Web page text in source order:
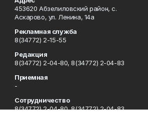
453620 Абзелиловский район, с.
Аскарово, ул. Ленина, 14а
Рекламная служба
8(34772) 2-15-55
Редакция
8(34772) 2-04-80, 8(34772) 2-04-83
Приемная
-
Сотрудничество
8(34772) 2-04-80, 8(34772) 2-04-83